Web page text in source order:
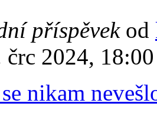
příspěvekod
črc 2024, 18:00
nikam